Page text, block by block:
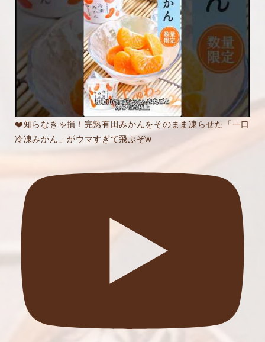
❤️知らなきゃ損！完熟有田みかんをそのまま凍らせた「一口
冷凍みかん」がウマすぎて飛ぶぞw